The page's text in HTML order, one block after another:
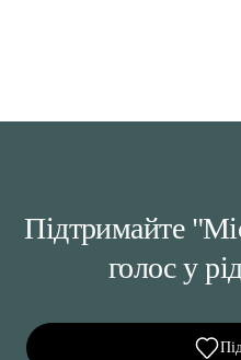
Підтримайте
голос у